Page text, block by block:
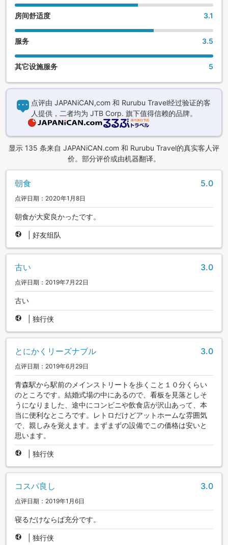
房间舒适度 3.1
服务 3.5
其它设施服务 5
点评由 JAPANiCAN,com 和 Rurubu Travel经过验证的客
人提供，二者均为 JTB Corp. 旗下值得信赖的品牌。
显示 135 条来自 JAPANiCAN.com 和 Rurubu Travel的真实客人评
价。部分评价或由机器翻译。
朝食 5.0
点评日期：2020年1月8日
朝食が大変良かったです。
好友组队
古い 3.0
点评日期：2019年7月22日
古い
独行侠
とにかくリーズナブル 3.0
点评日期：2019年6月29日
青森駅から駅前のメインストリートを歩くこと１０分くらい
のところです。結婚式場の中にあるので、看板を見落としそ
うになりました、途中にコンビニや飲食店が沢山あって、本
当に便利なところです。レトロだけどアットホームな雰囲気
で、親しみを覚えます。まずまずの設備でこの価格は安いと
思います。
独行侠
コスパ良し 3.0
点评日期：2019年1月6日
寝るだけならば充分です。
独行侠